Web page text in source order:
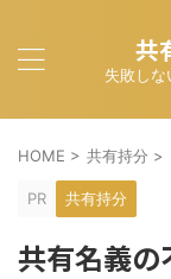
共
失敗し
HOME > 共有持分 >
PR 共有持分
共有名義の